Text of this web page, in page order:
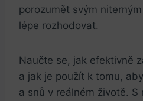
porozumět svým
lépe rozhodovat.
Naučte se, jak efektivně
a jak je použít k tomu,
a snů v reálném životě. S